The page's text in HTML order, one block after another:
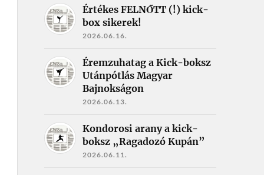
Értékes FELNŐTT (!) kick-
box sikerek!
2026.06.16.
Éremzuhatag a Kick-boksz
Utánpótlás Magyar
Bajnokságon
2026.06.13.
Kondorosi arany a kick-
boksz „Ragadozó Kupán”
2026.06.11.